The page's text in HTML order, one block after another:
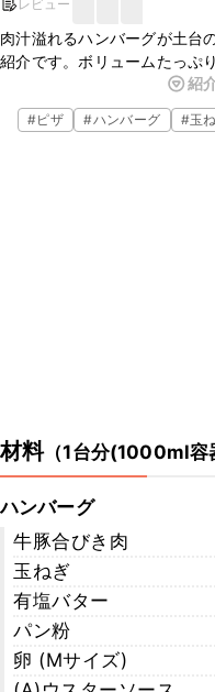
レビュー
肉汁溢れるハンバーグが土台
紹介です。ボリュームたっぷ
ティーや、おもてなしにもぴ
てくださいね。
紹
#ピザ #ハンバーグ #玉
材料（1台分(1000ml容
ハンバーグ
牛豚合びき肉
玉ねぎ
有塩バター
パン粉
卵 (Mサイズ)